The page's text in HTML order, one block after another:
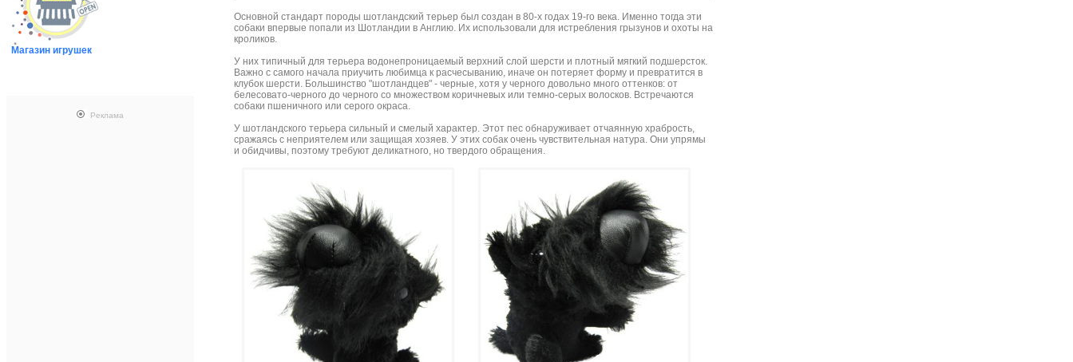
Магазин игрушек
Реклама
Основной стандарт породы шотландский терьер был создан в 80-х годах 19-го века. Именно тогда эти
собаки впервые попали из Шотландии в Англию. Их использовали для истребления грызунов и охоты на
кроликов.
У них типичный для терьера водонепроницаемый верхний слой шерсти и плотный мягкий подшерсток.
Важно с самого начала приучить любимца к расчесыванию, иначе он потеряет форму и превратится в
клубок шерсти. Большинство "шотландцев" - черные, хотя у черного довольно много оттенков: от
белесовато-черного до черного со множеством коричневых или темно-серых волосков. Встречаются
собаки пшеничного или серого окраса.
У шотландского терьера сильный и смелый характер. Этот пес обнаруживает отчаянную храбрость,
сражаясь с неприятелем или защищая хозяев. У этих собак очень чувствительная натура. Они упрямы
и обидчивы, поэтому требуют деликатного, но твердого обращения.